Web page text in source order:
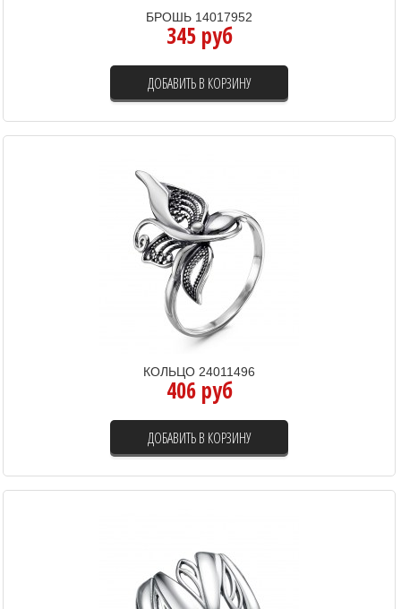
БРОШЬ 14017952
345 руб
ДОБАВИТЬ В КОРЗИНУ
КОЛЬЦО 24011496
406 руб
ДОБАВИТЬ В КОРЗИНУ